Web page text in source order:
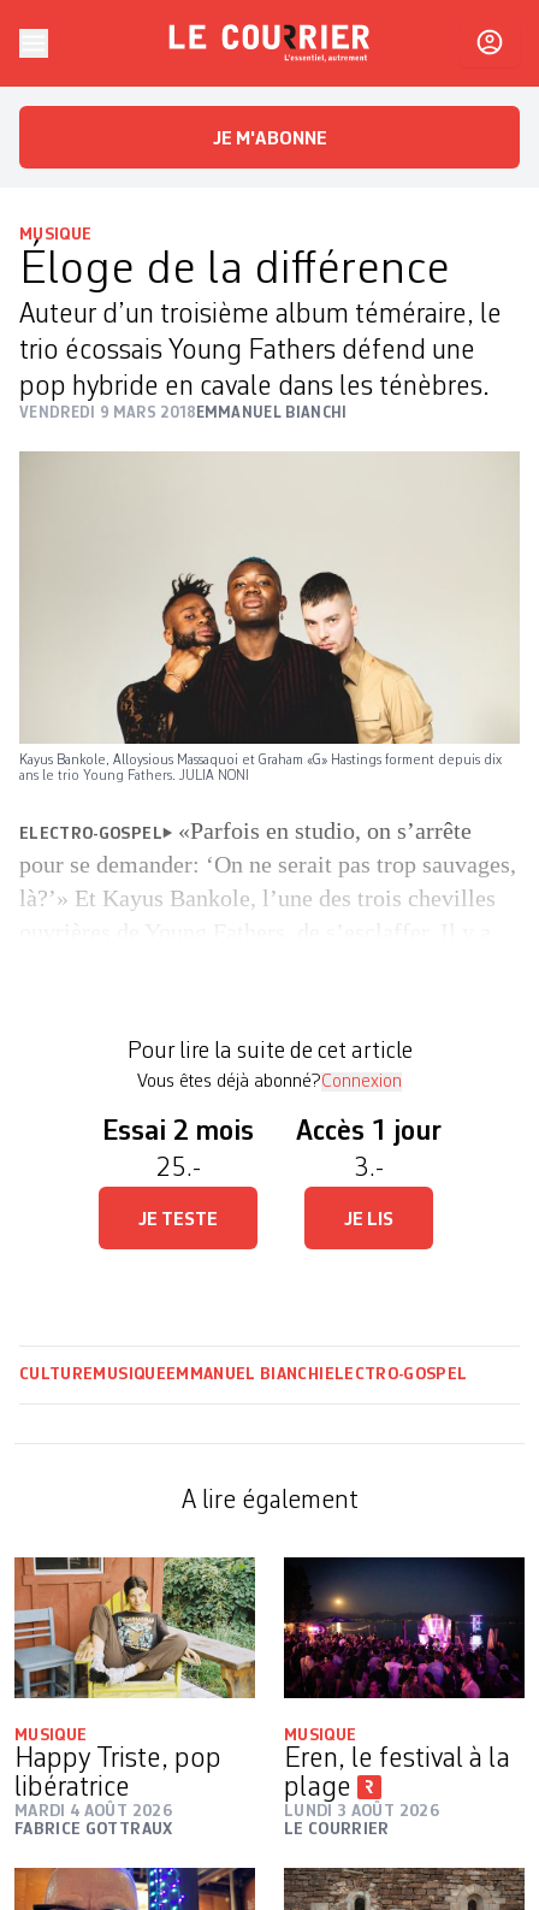
Le CourrierL'essentiel, autrement
JE M'ABONNE
MUSIQUE
Éloge de la différence
Auteur d’un troisième album téméraire, le
trio écossais Young Fathers défend une
pop hybride en cavale dans les ténèbres.
VENDREDI 9 MARS 2018 EMMANUEL BIANCHI
Kayus Bankole, Alloysious Massaquoi et Graham «G» Hastings forment depuis dix
ans le trio Young Fathers. JULIA NONI
ELECTRO-GOSPEL
«Parfois en studio, on s’arrête
pour se demander: ‘On ne serait pas trop sauvages,
là?’» Et Kayus Bankole, l’une des trois chevilles
urbains contem­porains: rap, soul, […]
Pour lire la suite de cet article
Vous êtes déjà abonné?Connexion
Essai 2 mois
25.-
JE TESTE
Accès 1 jour
3.-
JE LIS
CULTURE MUSIQUE EMMANUEL BIANCHI ELECTRO-GOSPEL
A lire également
MUSIQUE
Happy Triste, pop
libératrice
MARDI 4 AOÛT 2026
FABRICE GOTTRAUX
MUSIQUE
Eren, le festival à la
plage
LUNDI 3 AOÛT 2026
LE COURRIER